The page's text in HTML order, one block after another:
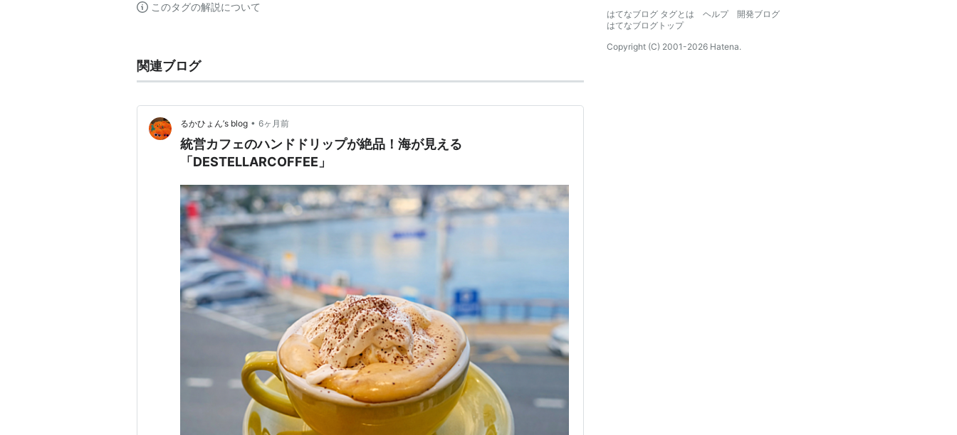
このタグの解説について
関連ブログ
るかひょん’s blog • 6ヶ月前
統営カフェのハンドドリップが絶品！海が見える
「DESTELLARCOFFEE」
はてなブログ タグとは
ヘルプ
開発ブログ
はてなブログトップ
Copyright (C) 2001-2026 Hatena.